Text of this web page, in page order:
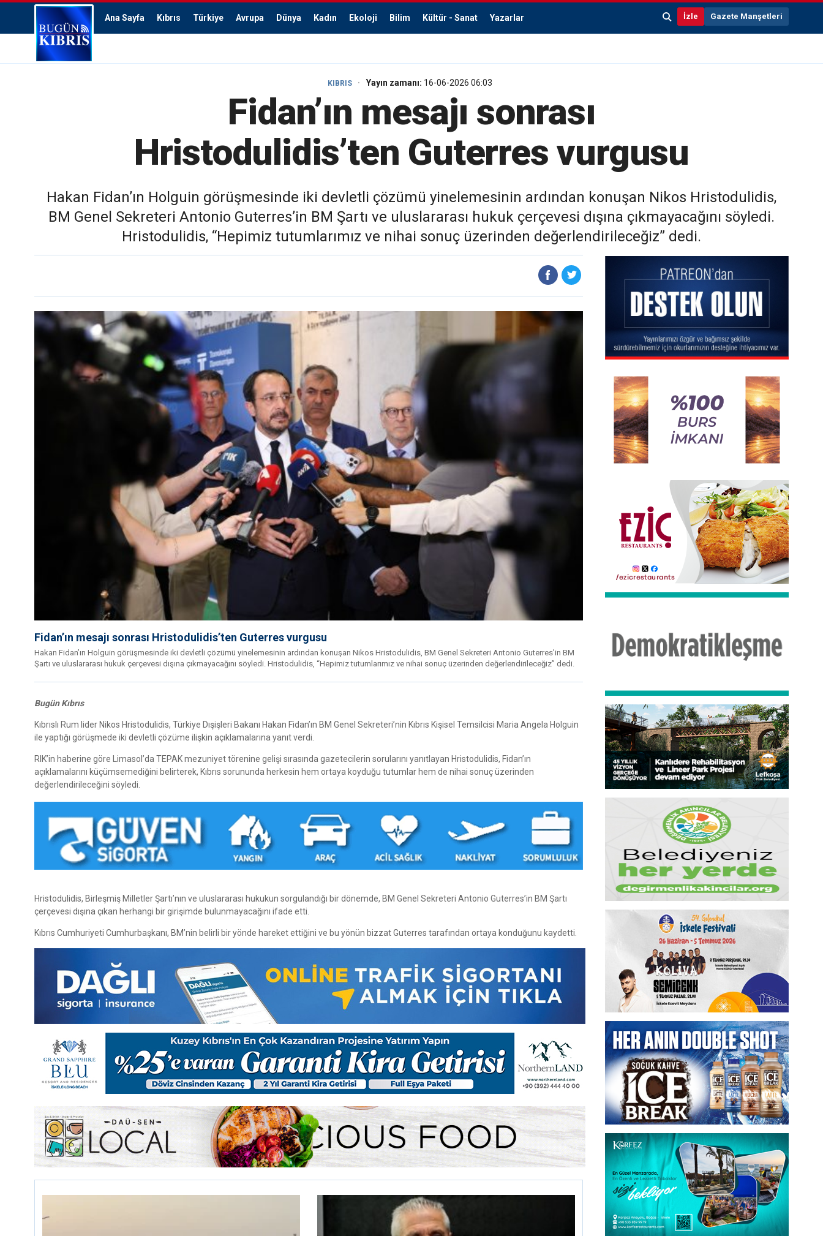
Ana Sayfa Kıbrıs Türkiye Avrupa Dünya Kadın Ekoloji Bilim Kültür - Sanat Yazarlar İzle Gazete Manşetleri
KIBRIS Yayın zamanı: 16-06-2026 06:03
Fidan’ın mesajı sonrası
Hristodulidis’ten Guterres vurgusu
Hakan Fidan’ın Holguin görüşmesinde iki devletli çözümü yinelemesinin ardından konuşan Nikos Hristodulidis,
BM Genel Sekreteri Antonio Guterres’in BM Şartı ve uluslararası hukuk çerçevesi dışına çıkmayacağını söyledi.
Hristodulidis, “Hepimiz tutumlarımız ve nihai sonuç üzerinden değerlendirileceğiz” dedi.
Fidan’ın mesajı sonrası Hristodulidis’ten Guterres vurgusu
Hakan Fidan’ın Holguin görüşmesinde iki devletli çözümü yinelemesinin ardından konuşan Nikos Hristodulidis, BM Genel Sekreteri Antonio Guterres’in BM
Şartı ve uluslararası hukuk çerçevesi dışına çıkmayacağını söyledi. Hristodulidis, “Hepimiz tutumlarımız ve nihai sonuç üzerinden değerlendirileceğiz” dedi.
Bugün Kıbrıs
Kıbrıslı Rum lider Nikos Hristodulidis, Türkiye Dışişleri Bakanı Hakan Fidan’ın BM Genel Sekreteri’nin Kıbrıs Kişisel Temsilcisi Maria Angela Holguin
ile yaptığı görüşmede iki devletli çözüme ilişkin açıklamalarına yanıt verdi.
RIK’in haberine göre Limasol’da TEPAK mezuniyet törenine gelişi sırasında gazetecilerin sorularını yanıtlayan Hristodulidis, Fidan’ın
açıklamalarını küçümsemediğini belirterek, Kıbrıs sorununda herkesin hem ortaya koyduğu tutumlar hem de nihai sonuç üzerinden
değerlendirileceğini söyledi.
Hristodulidis, Birleşmiş Milletler Şartı’nın ve uluslararası hukukun sorgulandığı bir dönemde, BM Genel Sekreteri Antonio Guterres’in BM Şartı
çerçevesi dışına çıkan herhangi bir girişimde bulunmayacağını ifade etti.
Kıbrıs Cumhuriyeti Cumhurbaşkanı, BM’nin belirli bir yönde hareket ettiğini ve bu yönün bizzat Guterres tarafından ortaya konduğunu kaydetti.